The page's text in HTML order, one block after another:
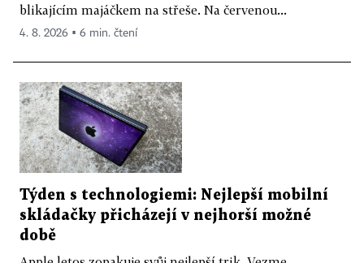
blikajícím majáčkem na střeše. Na červenou...
4. 8. 2026 ▪ 6 min. čtení
Týden s technologiemi: Nejlepší mobilní
skládačky přicházejí v nejhorší možné
době